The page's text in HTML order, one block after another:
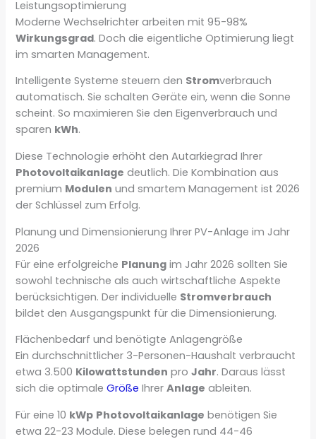
Leistungsoptimierung
Moderne Wechselrichter arbeiten mit 95-98%
Wirkungsgrad. Doch die eigentliche Optimierung liegt
im smarten Management.
Intelligente Systeme steuern den Stromverbrauch
automatisch. Sie schalten Geräte ein, wenn die Sonne
scheint. So maximieren Sie den Eigenverbrauch und
sparen kWh.
Diese Technologie erhöht den Autarkiegrad Ihrer
Photovoltaikanlage deutlich. Die Kombination aus
premium Modulen und smartem Management ist 2026
der Schlüssel zum Erfolg.
Planung und Dimensionierung Ihrer PV-Anlage im Jahr
2026
Für eine erfolgreiche Planung im Jahr 2026 sollten Sie
sowohl technische als auch wirtschaftliche Aspekte
berücksichtigen. Der individuelle Stromverbrauch
bildet den Ausgangspunkt für die Dimensionierung.
Flächenbedarf und benötigte Anlagengröße
Ein durchschnittlicher 3-Personen-Haushalt verbraucht
etwa 3.500 Kilowattstunden proJahr. Daraus lässt
sich die optimaleGröße IhrerAnlage ableiten.
Für eine 10 kWp Photovoltaikanlage benötigen Sie
etwa 22-23 Module. Diese belegen rund 44-46